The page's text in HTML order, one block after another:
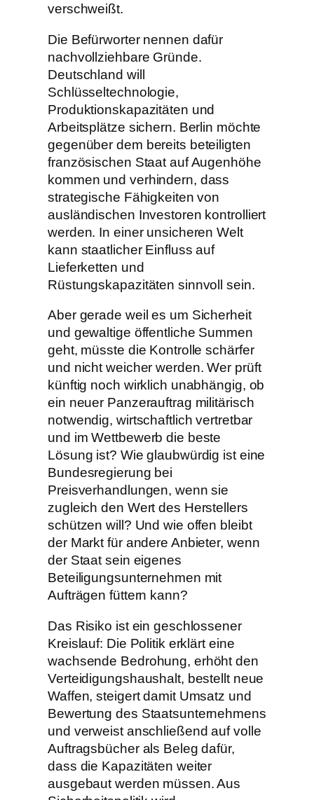
verschweißt.
Die Befürworter nennen dafür
nachvollziehbare Gründe.
Deutschland will
Schlüsseltechnologie,
Produktionskapazitäten und
Arbeitsplätze sichern. Berlin möchte
gegenüber dem bereits beteiligten
französischen Staat auf Augenhöhe
kommen und verhindern, dass
strategische Fähigkeiten von
ausländischen Investoren kontrolliert
werden. In einer unsicheren Welt
kann staatlicher Einfluss auf
Lieferketten und
Rüstungskapazitäten sinnvoll sein.
Aber gerade weil es um Sicherheit
und gewaltige öffentliche Summen
geht, müsste die Kontrolle schärfer
und nicht weicher werden. Wer prüft
künftig noch wirklich unabhängig, ob
ein neuer Panzerauftrag militärisch
notwendig, wirtschaftlich vertretbar
und im Wettbewerb die beste
Lösung ist? Wie glaubwürdig ist eine
Bundesregierung bei
Preisverhandlungen, wenn sie
zugleich den Wert des Herstellers
schützen will? Und wie offen bleibt
der Markt für andere Anbieter, wenn
der Staat sein eigenes
Beteiligungsunternehmen mit
Aufträgen füttern kann?
Das Risiko ist ein geschlossener
Kreislauf: Die Politik erklärt eine
wachsende Bedrohung, erhöht den
Verteidigungshaushalt, bestellt neue
Waffen, steigert damit Umsatz und
Bewertung des Staatsunternehmens
und verweist anschließend auf volle
Auftragsbücher als Beleg dafür,
dass die Kapazitäten weiter
ausgebaut werden müssen. Aus